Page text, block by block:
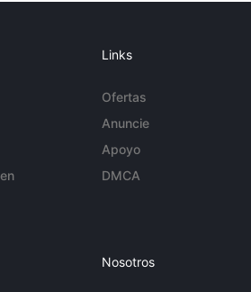
Links
Ofertas
Anuncie
Apoyo
DMCA
Nosotros